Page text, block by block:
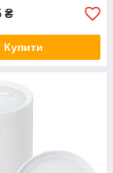
₴
Купити